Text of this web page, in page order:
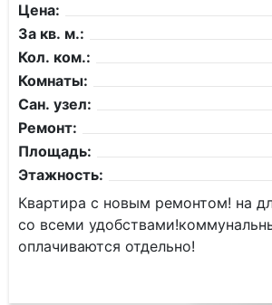
Цена:
За кв. м.:
Кол. ком.:
Комнаты:
Сан. узел:
Ремонт:
Площадь:
Этажность:
Квартира с новым ремонтом! на
со всеми
оплачиваются отдельно!